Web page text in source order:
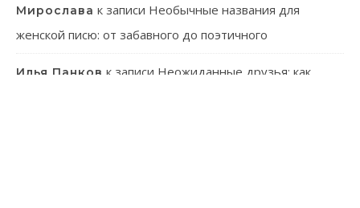
Мирослава к записи Необычные названия для
женской писю: от забавного до поэтичного
Илья Панков к записи Неожиданные друзья: как